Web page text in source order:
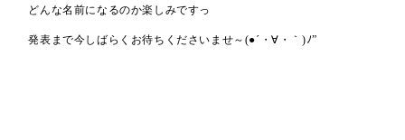
どんな名前になるのか楽しみですっ
発表まで今しばらくお待ちくださいませ～(●´・∀・｀)ﾉ”